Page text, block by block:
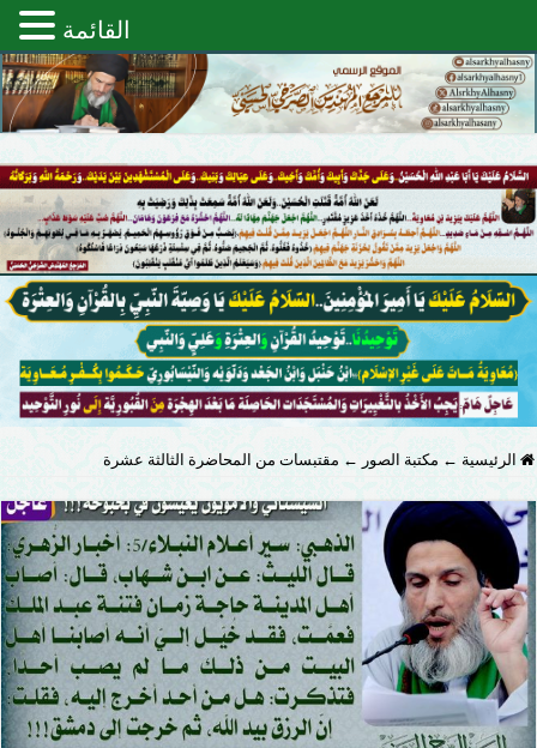
الرئيسية ← مكتبة الصور ← مقتبسات من المحاضرة الثالثة عشرة
القائمة